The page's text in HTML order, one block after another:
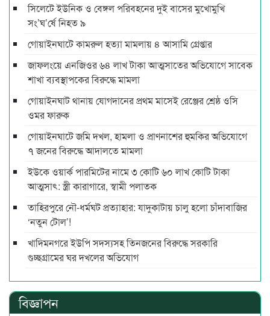
সিলেটে ইউনিক ও বেঙ্গল পরিবহনের দুই বাসের মুখোমুখি
সং’ঘ’র্ষে নিহত ৯
গোয়াইনঘাটে কামরুল হত্যা মামলায় ৪ আসামি গ্রেপ্তার
জাফলংয়ে এনজিওর ৬৪ লাখ টাকা আত্মসাতের অভিযোগে সাবেক
শাখা ব্যবস্থাপকের বিরুদ্ধে মামলা
গোয়াইনঘাট থানায় যোগদানের প্রথম মাসেই রেঞ্জের শ্রেষ্ঠ ওসি
ওমর ফারুক
গোয়াইনঘাটে জমি দখল, হামলা ও প্রাণনাশের হুমকির অভিযোগে
৭ জনের বিরুদ্ধে আদালতে মামলা
ইউকে ওয়ার্ক পারমিটের নামে ৩ কোটি ৬০ লাখ কোটি টাকা
আত্মসাৎ: স্ত্রী কারাগারে, স্বামী পলাতক
তাহিরপুরে নৌ-ধর্মঘট প্রত্যাহার: যাদুকাটায় চালু হলো চাঁদাবাজির
‘নতুন টোল’!
খাদিমনগরে ইউপি সদস্যসহ তিনজনের বিরুদ্ধে সরকারি
গুচ্ছগ্রামের ঘর দখলের অভিযোগ
বিজ্ঞাপন